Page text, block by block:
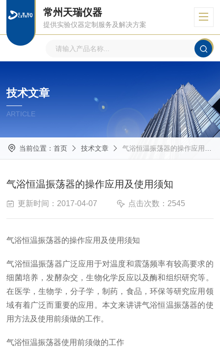
常州天瑞仪器
提供实验仪器定制服务及解决方案
技术文章
ARTICLE
当前位置： 首页 技术文章 气浴恒温振荡器的操作应用及使用须知
气浴恒温振荡器的操作应用及使用须知
更新时间：2017-04-07 点击次数：2545
气浴恒温振荡器的操作应用及使用须知
气浴恒温振荡器广泛应用于对温度和震荡频率有较高要求的
细菌培养，发酵杂交，生物化学反应以及酶和组织研究等。
在医学，生物学，分子学，制药，食品，环保等研究应用领
域有着广泛而重要的应用。本文来讲讲气浴恒温振荡器的使
用方法及使用前须做的工作。
气浴恒温振荡器使用前须做的工作